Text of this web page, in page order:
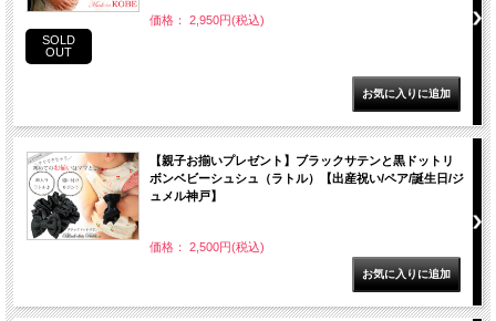
価格： 2,950円(税込)
SOLD
OUT
【親子お揃いプレゼント】ブラックサテンと黒ドットリ
ボンベビーシュシュ（ラトル）【出産祝い/ペア/誕生日/ジ
ュメル神戸】
価格： 2,500円(税込)